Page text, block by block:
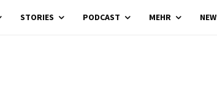
STORIES PODCAST MEHR